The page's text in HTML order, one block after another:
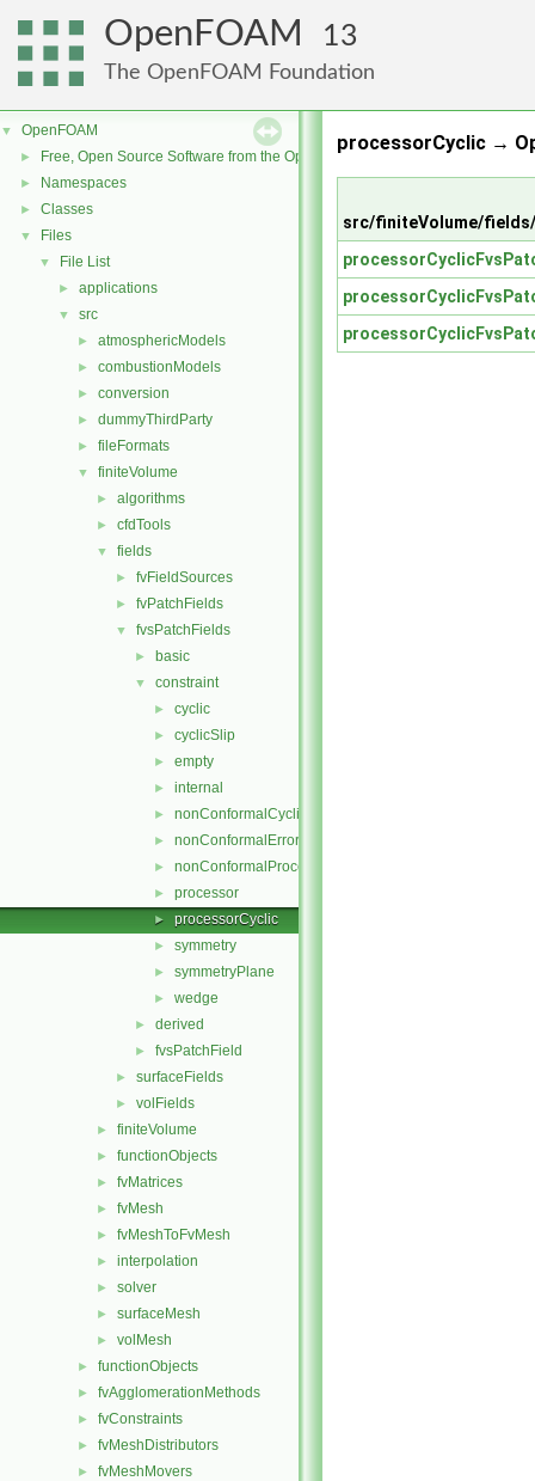
OpenFOAM 13
The OpenFOAM Foundation
▼ OpenFOAM
► Free, Open Source Software from the OpenFOAM Foundation
► Namespaces
► Classes
▼ Files
▼ File List
► applications
▼ src
► atmosphericModels
► combustionModels
► conversion
► dummyThirdParty
► fileFormats
▼ finiteVolume
► algorithms
► cfdTools
▼ fields
► fvFieldSources
► fvPatchFields
▼ fvsPatchFields
► basic
▼ constraint
► cyclic
► cyclicSlip
► empty
► internal
► nonConformalCyclic
► nonConformalError
► nonConformalProcessorCyclic
► processor
► processorCyclic
► symmetry
► symmetryPlane
► wedge
► derived
► fvsPatchField
► surfaceFields
► volFields
► finiteVolume
► functionObjects
► fvMatrices
► fvMesh
► fvMeshToFvMesh
► interpolation
► solver
► surfaceMesh
► volMesh
► functionObjects
► fvAgglomerationMethods
► fvConstraints
► fvMeshDistributors
► fvMeshMovers
processorCyclic →
src/finiteVolume/